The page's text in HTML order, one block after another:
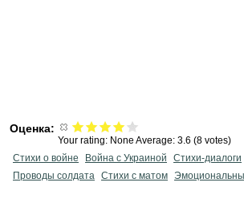
Оценка:
Your rating: None Average: 3.6 (8 votes)
Стихи о войне
Война с Украиной Стихи-диалоги
Проводы солдата Стихи с матом